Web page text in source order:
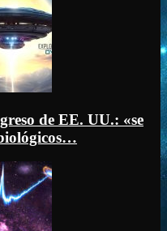
de EE. UU.: «se